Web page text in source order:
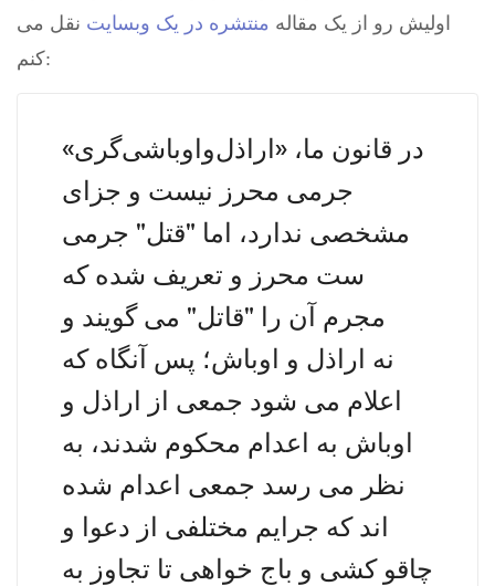
اولیش رو از یک مقاله منتشره در یک وبسایت نقل می
کنم:
در قانون ما، «اراذل‌واوباشی‌گری»
جرمی محرز نیست و جزای
مشخصی ندارد، اما "قتل" جرمی
ست محرز و تعریف شده که
مجرم آن را "قاتل" می گویند و
نه اراذل و اوباش؛ پس آنگاه که
اعلام می شود جمعی از اراذل و
اوباش به اعدام محکوم شدند، به
نظر می رسد جمعی اعدام شده
اند که جرایم مختلفی از دعوا و
چاقو کشی و باج خواهی تا تجاوز به